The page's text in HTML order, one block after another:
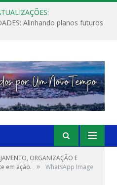
Alinhando planos futuros
ORGANIZAÇÃO E
em ação.
»
WhatsApp Image